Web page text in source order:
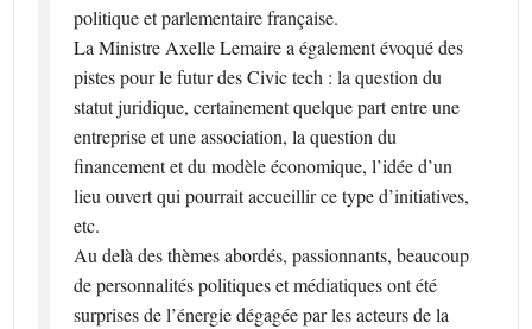
politique et parlementaire française.
La Ministre Axelle Lemaire a également évoqué des
pistes pour le futur des Civic tech : la question du
statut juridique, certainement quelque part entre une
entreprise et une association, la question du
financement et du modèle économique, l’idée d’un
lieu ouvert qui pourrait accueillir ce type d’initiatives,
etc.
Au delà des thèmes abordés, passionnants, beaucoup
de personnalités politiques et médiatiques ont été
surprises de l’énergie dégagée par les acteurs de la